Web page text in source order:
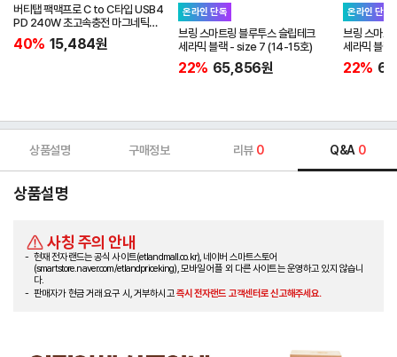
버티탭 팩맥프로 C to C타입 USB4
PD 240W 초고속충전 마그네틱
케이블 1m
40% 15,484원
온라인 단독
브링 스마트링 블루투스 슬립테크
세라믹 블랙 - size 7 (14-15호)
22% 65,856원
온라인 단독
브링 스마트
세라믹 블
22%
상품설명 구매정보 리뷰 0 Q&A 0
상품설명
사칭 주의 안내
현재 전자랜드는 공식 사이트(etlandmall.co.kr), 네이버 스마트스토어
(smartstore.naver.com/etlandpriceking), 모바일 어플 외 다른 사이트는 운영하고 있지 않습니
다.
판매자가 현금 거래 요구 시, 거부하시고즉시 전자랜드 고객센터로 신고해주세요.